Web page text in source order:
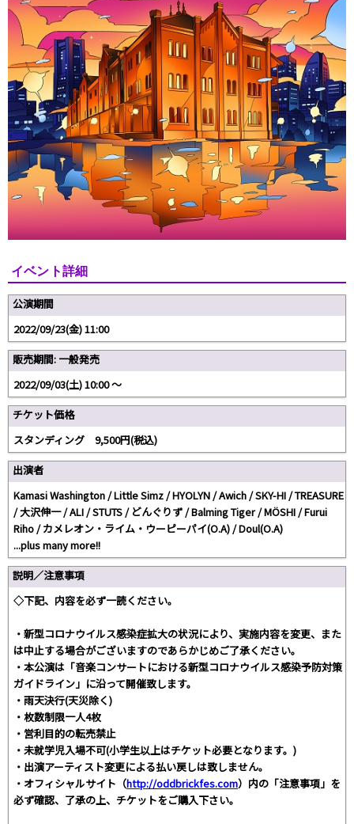
イベント詳細
公演期間
2022/09/23(金) 11:00
販売期間: 一般発売
2022/09/03(土) 10:00 〜
チケット価格
スタンディング 9,500円(税込)
出演者
Kamasi Washington / Little Simz / HYOLYN / Awich / SKY-HI / TREASURE
/ ⼤沢伸⼀ / ALI / STUTS / どんぐりず / Balming Tiger / MÖSHI / Furui
Riho / カメレオン・ライム・ウーピーパイ(O.A) / Doul(O.A)
...plus many more!!
説明／注意事項
◇下記、内容を必ず一読ください。
・新型コロナウイルス感染症拡大の状況により、実施内容を変更、また
は中止する場合がございますのであらかじめご了承ください。
・本公演は「音楽コンサートにおける新型コロナウイルス感染予防対策
ガイドライン」に沿って開催致します。
・雨天決行(天災除く)
・枚数制限一人4枚
・営利目的の転売禁止
・未就学児入場不可(小学生以上はチケット必要となります。)
・出演アーティスト変更による払い戻しは致しません。
・オフィシャルサイト（http://oddbrickfes.com）内の「注意事項」を
必ず確認、了承の上、チケットをご購入下さい。